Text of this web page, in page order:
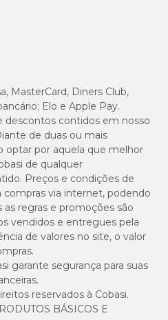
MasterCard, Diners Club,
Elo e Apple Pay.
descontos contidos em nosso
de duas ou mais
optar por aquela que melhor
de qualquer
Preços e condições de
compras via internet, podendo
as regras e promoções são
vendidos e entregues pela
de valores no site, o valor
garante segurança para suas
reservados à Cobasi.
BÁSICOS E